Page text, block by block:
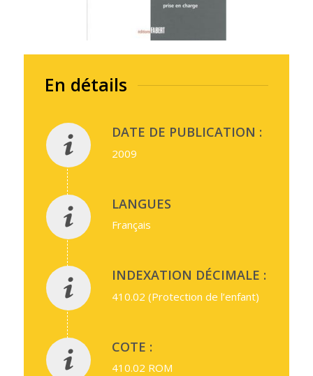
En détails
DATE DE PUBLICATION :
2009
LANGUES
Français
INDEXATION DÉCIMALE :
410.02 (Protection de l’enfant)
COTE :
410.02 ROM